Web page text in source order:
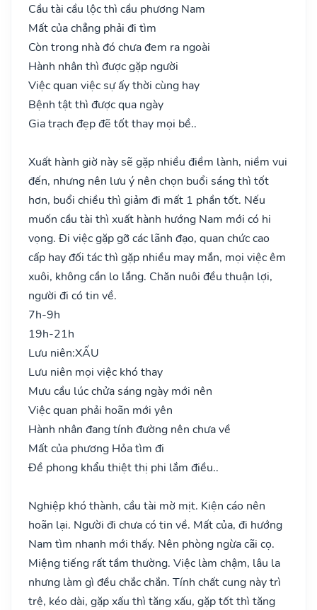
Cầu tài cầu lộc thì cầu phương Nam
Mất của chẳng phải đi tìm
Còn trong nhà đó chưa đem ra ngoài
Hành nhân thì được gặp người
Việc quan việc sự ấy thời cùng hay
Bệnh tật thì được qua ngày
Gia trạch đẹp đẽ tốt thay mọi bề..
Xuất hành giờ này sẽ gặp nhiều điềm lành, niềm vui
đến, nhưng nên lưu ý nên chọn buổi sáng thì tốt
hơn, buổi chiều thì giảm đi mất 1 phần tốt. Nếu
muốn cầu tài thì xuất hành hướng Nam mới có hi
vọng. Đi việc gặp gỡ các lãnh đạo, quan chức cao
cấp hay đối tác thì gặp nhiều may mắn, mọi việc êm
xuôi, không cần lo lắng. Chăn nuôi đều thuận lợi,
người đi có tin về.
7h-9h
19h-21h
Lưu niên:XẤU
Lưu niên mọi việc khó thay
Mưu cầu lúc chửa sáng ngày mới nên
Việc quan phải hoãn mới yên
Hành nhân đang tính đường nên chưa về
Mất của phương Hỏa tìm đi
Đề phong khẩu thiệt thị phi lắm điều..
Nghiệp khó thành, cầu tài mờ mịt. Kiện cáo nên
hoãn lại. Người đi chưa có tin về. Mất của, đi hướng
Nam tìm nhanh mới thấy. Nên phòng ngừa cãi cọ.
Miệng tiếng rất tầm thường. Việc làm chậm, lâu la
nhưng làm gì đều chắc chắn. Tính chất cung này trì
trệ, kéo dài, gặp xấu thì tăng xấu, gặp tốt thì tăng